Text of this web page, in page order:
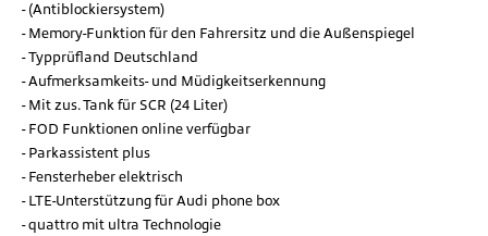
(Antiblockiersystem)
Memory-Funktion für den Fahrersitz und die Außenspiegel
Typprüfland Deutschland
Aufmerksamkeits- und Müdigkeitserkennung
Mit zus. Tank für SCR (24 Liter)
FOD Funktionen online verfügbar
Parkassistent plus
Fensterheber elektrisch
LTE-Unterstützung für Audi phone box
quattro mit ultra Technologie